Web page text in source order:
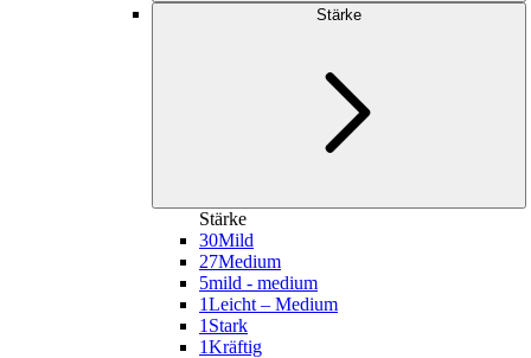
Stärke
Stärke
30Mild
27Medium
5mild - medium
1Leicht – Medium
1 Stark
1Kräftig